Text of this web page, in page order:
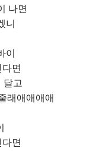
나면
니
이
면
달고
래애애애애
면